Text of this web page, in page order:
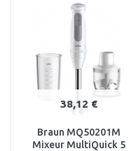
Au comparatif
38,12 €
Braun MQ50201M
Mixeur MultiQuick 5